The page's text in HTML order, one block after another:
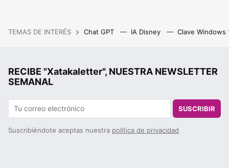
TEMAS DE INTERÉS Chat GPT IA Disney Clave Windows
RECIBE "Xatakaletter", NUESTRA NEWSLETTER
SEMANAL
SUSCRIBIR
Suscribiéndote aceptas nuestra política de privacidad